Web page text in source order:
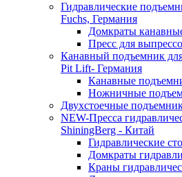
Гидравлические
Fuchs, Германия
Домкраты
Пресс для
Канавный подъемник
Pit Lift- Германия
Канавные
Ножничные
Двухстоечные
NEW-Пресса
ShiningBerg - Китай
Гидравлические
Домкраты
Краны